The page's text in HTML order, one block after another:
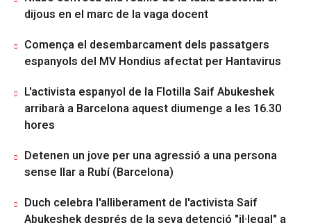
dijous en el marc de la vaga docent
Comença el desembarcament dels passatgers
espanyols del MV Hondius afectat per Hantavirus
L'activista espanyol de la Flotilla Saif Abukeshek
arribarà a Barcelona aquest diumenge a les 16.30
hores
Detenen un jove per una agressió a una persona
sense llar a Rubí (Barcelona)
Duch celebra l'alliberament de l'activista Saif
Abukeshek després de la seva detenció "il·legal" a